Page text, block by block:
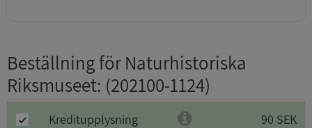
Beställning för Naturhistoriska
Riksmuseet: (202100-1124)
Kreditupplysning 90 SEK